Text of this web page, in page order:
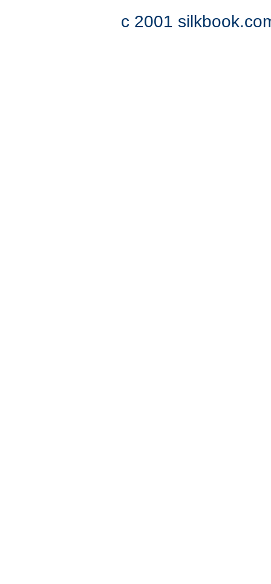
c 2001